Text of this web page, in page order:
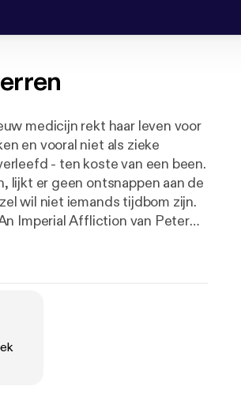
medicijn rekt haar leven voor
en vooral niet als zieke
- ten koste van een been.
lijkt er geen ontsnappen aan de
wil niet iemands tijdbom zijn.
Imperial Affliction van Peter
hem te vragen hoe het de
het wekt dan ook
bestsellerlijsten invloog
exemplaren verkocht.